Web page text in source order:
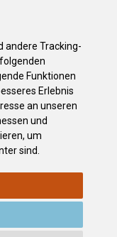
andere Tracking-
Funktionen
Erlebnis
an unseren
und
, um
sind
KONTAKT